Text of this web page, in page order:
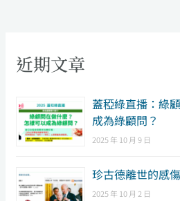
近期文章
蓋稏綠直播：綠
成為綠顧問？
2025 年 10 月 9 日
珍古德離世的感
2025 年 10 月 2 日